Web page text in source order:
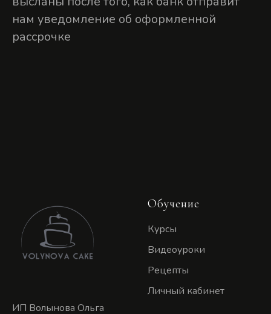
нам уведомление об оформленной
рассрочке
ИП Волынова Ольга
Обучение
Курсы
Видеоуроки
Рецепты
Личный кабинет